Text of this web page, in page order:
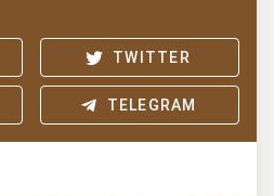
TWITTER
TELEGRAM